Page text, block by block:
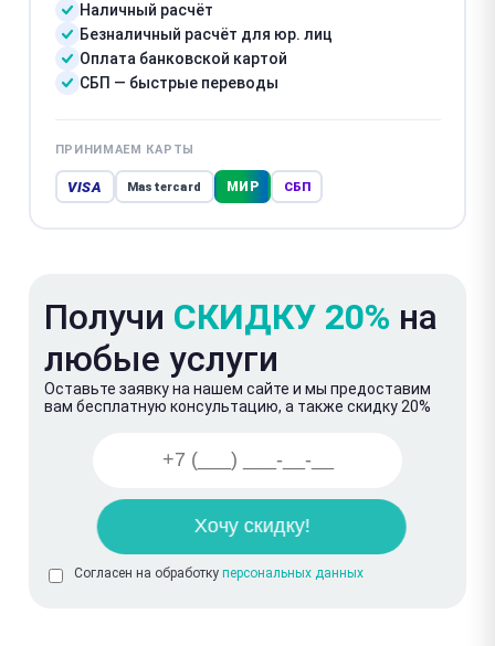
Наличный расчёт
Безналичный расчёт для юр. лиц
Оплата банковской картой
СБП — быстрые переводы
ПРИНИМАЕМ КАРТЫ
VISA Mastercard МИР СБП
Получи СКИДКУ 20% на
любые услуги
Оставьте заявку на нашем сайте и мы предоставим
вам бесплатную консультацию, а также скидку 20%
Согласен на обработку персональных данных